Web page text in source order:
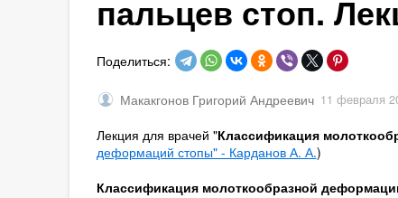
пальцев стоп.
Поделиться:
Макакгонов Григорий Андреевич 11 февраля
Лекция для врачей "Классификация
деформаций стопы" - Карданов А. А.)
Классификация молоткообразной